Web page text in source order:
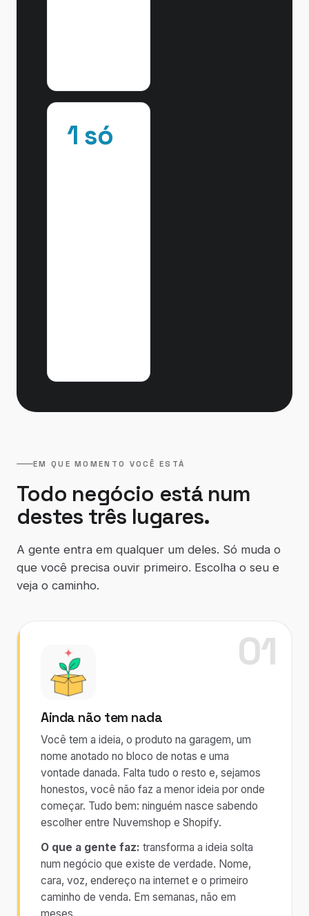
1 só
EM QUE MOMENTO VOCÊ ESTÁ
Todo negócio está num
destes três lugares.
A gente entra em qualquer um deles. Só muda o
que você precisa ouvir primeiro. Escolha o seu e
veja o caminho.
01
Ainda não tem nada
Você tem a ideia, o produto na garagem, um
nome anotado no bloco de notas e uma
vontade danada. Falta tudo o resto e, sejamos
honestos, você não faz a menor ideia por onde
começar. Tudo bem: ninguém nasce sabendo
escolher entre Nuvemshop e Shopify.
O que a gente faz: transforma a ideia solta
num negócio que existe de verdade. Nome,
cara, voz, endereço na internet e o primeiro
caminho de venda. Em semanas, não em